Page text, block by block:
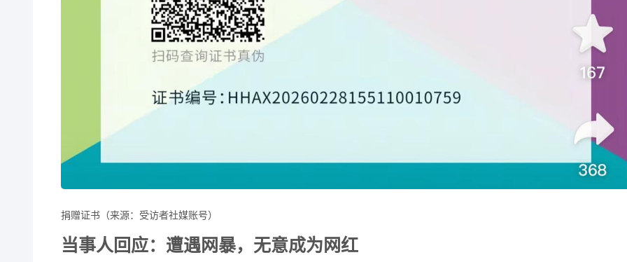
捐赠证书（来源：受访者社媒账号）
当事人回应：遭遇网暴，无意成为网红